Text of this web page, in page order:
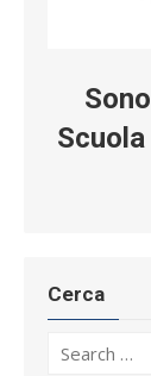
Cerca